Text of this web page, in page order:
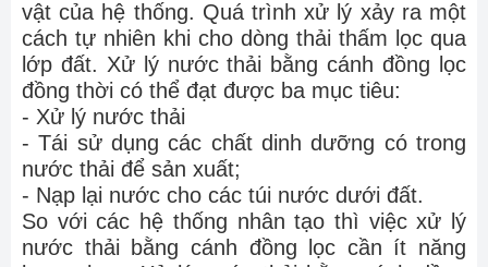
vật của hệ thống. Quá trình xử lý xảy ra một
cách tự nhiên khi cho dòng thải thấm lọc qua
lớp đất. Xử lý nước thải bằng cánh đồng lọc
đồng thời có thể đạt được ba mục tiêu:
- Xử lý nước thải
- Tái sử dụng các chất dinh dưỡng có trong
nước thải để sản xuất;
- Nạp lại nước cho các túi nước dưới đất.
So với các hệ thống nhân tạo thì việc xử lý
nước thải bằng cánh đồng lọc cần ít năng